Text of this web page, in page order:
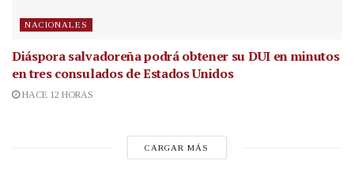
NACIONALES
Diáspora salvadoreña podrá obtener su DUI en minutos
en tres consulados de Estados Unidos
HACE 12 HORAS
CARGAR MÁS